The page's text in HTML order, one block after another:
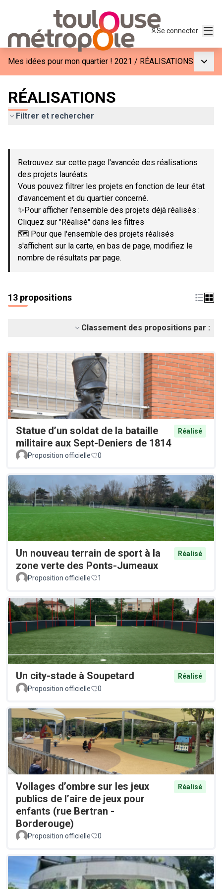
Se connecter
Mes idées pour mon quartier ! 2021 / RÉALISATIONS
RÉALISATIONS
Filtrer et rechercher
−
Retrouvez sur cette page l'avancée des réalisations
des projets lauréats.
Vous pouvez filtrer les projets en fonction de leur état
d'avancement et du quartier concerné.
✨Pour afficher l'ensemble des projets déjà réalisés :
Cliquez sur "Réalisé" dans les filtres
🗺️ Pour que l'ensemble des projets réalisés
s'affichent sur la carte, en bas de page, modifiez le
nombre de résultats par page.
13 propositions
Classement des propositions par :
Statue d’un soldat de la bataille
militaire aux Sept-Deniers de 1814
Réalisé
Proposition officielle 0
Un nouveau terrain de sport à la
zone verte des Ponts-Jumeaux
Réalisé
Proposition officielle 1
Un city-stade à Soupetard
Réalisé
Proposition officielle
0
Voilages d’ombre sur les jeux
publics de l’aire de jeux pour
enfants (rue Bertran -
Borderouge)
Réalisé
Proposition officielle 0